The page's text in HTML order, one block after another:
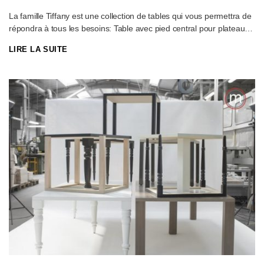
La famille Tiffany est une collection de tables qui vous permettra de
répondra à tous les besoins: Table avec pied central pour plateau
60×60 cm jusqu’à un diamètre de 140 cm. Différentes finitions
En mélaminé, HPL, stratifié compact, placage de bois ou bois
massif. Dimension et épaisseur du plateau selon votre souhait.
LIRE LA SUITE